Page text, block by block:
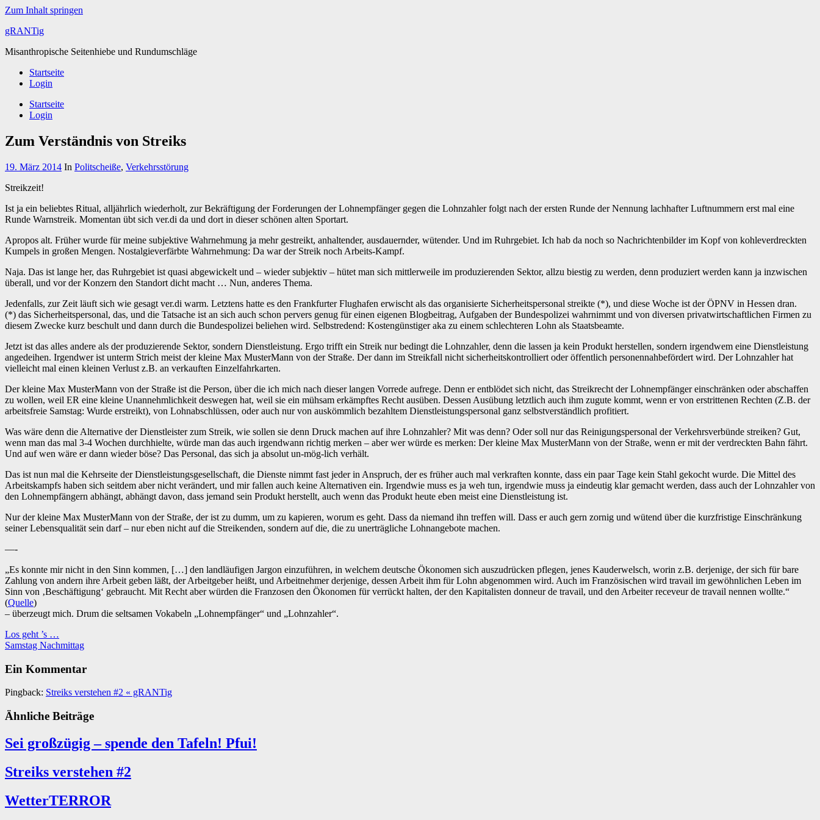
Zum Inhalt springen
gRANTig
Misanthropische Seitenhiebe und Rundumschläge
Startseite
Login
Startseite
Login
Zum Verständnis von Streiks
19. März 2014 In Politscheiße, Verkehrsstörung
Streikzeit!
Ist ja ein beliebtes Ritual, alljährlich wiederholt, zur Bekräftigung der Forderungen der Lohnempfänger gegen die Lohnzahler folgt nach der ersten Runde der Nennung lachhafter Luftnummern erst mal eine
Runde Warnstreik. Momentan übt sich ver.di da und dort in dieser schönen alten Sportart.
Apropos alt. Früher wurde für meine subjektive Wahrnehmung ja mehr gestreikt, anhaltender, ausdauernder, wütender. Und im Ruhrgebiet. Ich hab da noch so Nachrichtenbilder im Kopf von kohleverdreckten
Kumpels in großen Mengen. Nostalgieverfärbte Wahrnehmung: Da war der Streik noch Arbeits-Kampf.
Naja. Das ist lange her, das Ruhrgebiet ist quasi abgewickelt und – wieder subjektiv – hütet man sich mittlerweile im produzierenden Sektor, allzu biestig zu werden, denn produziert werden kann ja inzwischen
überall, und vor der Konzern den Standort dicht macht … Nun, anderes Thema.
Jedenfalls, zur Zeit läuft sich wie gesagt ver.di warm. Letztens hatte es den Frankfurter Flughafen erwischt als das organisierte Sicherheitspersonal streikte (*), und diese Woche ist der ÖPNV in Hessen dran.
(*) das Sicherheitspersonal, das, und die Tatsache ist an sich auch schon pervers genug für einen eigenen Blogbeitrag, Aufgaben der Bundespolizei wahrnimmt und von diversen privatwirtschaftlichen Firmen zu
diesem Zwecke kurz beschult und dann durch die Bundespolizei beliehen wird. Selbstredend: Kostengünstiger aka zu einem schlechteren Lohn als Staatsbeamte.
Jetzt ist das alles andere als der produzierende Sektor, sondern Dienstleistung. Ergo trifft ein Streik nur bedingt die Lohnzahler, denn die lassen ja kein Produkt herstellen, sondern irgendwem eine Dienstleistung
angedeihen. Irgendwer ist unterm Strich meist der kleine Max MusterMann von der Straße. Der dann im Streikfall nicht sicherheitskontrolliert oder öffentlich personennahbefördert wird. Der Lohnzahler hat
vielleicht mal einen kleinen Verlust z.B. an verkauften Einzelfahrkarten.
Der kleine Max MusterMann von der Straße ist die Person, über die ich mich nach dieser langen Vorrede aufrege. Denn er entblödet sich nicht, das Streikrecht der Lohnempfänger einschränken oder abschaffen
zu wollen, weil ER eine kleine Unannehmlichkeit deswegen hat, weil sie ein mühsam erkämpftes Recht ausüben. Dessen Ausübung letztlich auch ihm zugute kommt, wenn er von erstrittenen Rechten (Z.B. der
arbeitsfreie Samstag: Wurde erstreikt), von Lohnabschlüssen, oder auch nur von auskömmlich bezahltem Dienstleistungspersonal ganz selbstverständlich profitiert.
Was wäre denn die Alternative der Dienstleister zum Streik, wie sollen sie denn Druck machen auf ihre Lohnzahler? Mit was denn? Oder soll nur das Reinigungspersonal der Verkehrsverbünde streiken? Gut,
wenn man das mal 3-4 Wochen durchhielte, würde man das auch irgendwann richtig merken – aber wer würde es merken: Der kleine Max MusterMann von der Straße, wenn er mit der verdreckten Bahn fährt.
Und auf wen wäre er dann wieder böse? Das Personal, das sich ja absolut un-mög-lich verhält.
Das ist nun mal die Kehrseite der Dienstleistungsgesellschaft, die Dienste nimmt fast jeder in Anspruch, der es früher auch mal verkraften konnte, dass ein paar Tage kein Stahl gekocht wurde. Die Mittel des
Arbeitskampfs haben sich seitdem aber nicht verändert, und mir fallen auch keine Alternativen ein. Irgendwie muss es ja weh tun, irgendwie muss ja eindeutig klar gemacht werden, dass auch der Lohnzahler von
den Lohnempfängern abhängt, abhängt davon, dass jemand sein Produkt herstellt, auch wenn das Produkt heute eben meist eine Dienstleistung ist.
Nur der kleine Max MusterMann von der Straße, der ist zu dumm, um zu kapieren, worum es geht. Dass da niemand ihn treffen will. Dass er auch gern zornig und wütend über die kurzfristige Einschränkung
seiner Lebensqualität sein darf – nur eben nicht auf die Streikenden, sondern auf die, die zu unerträgliche Lohnangebote machen.
—-
„Es konnte mir nicht in den Sinn kommen, […] den landläufigen Jargon einzuführen, in welchem deutsche Ökonomen sich auszudrücken pflegen, jenes Kauderwelsch, worin z.B. derjenige, der sich für bare
Zahlung von andern ihre Arbeit geben läßt, der Arbeitgeber heißt, und Arbeitnehmer derjenige, dessen Arbeit ihm für Lohn abgenommen wird. Auch im Französischen wird travail im gewöhnlichen Leben im
Sinn von ‚Beschäftigung‘ gebraucht. Mit Recht aber würden die Franzosen den Ökonomen für verrückt halten, der den Kapitalisten donneur de travail, und den Arbeiter receveur de travail nennen wollte.“
(Quelle)
– überzeugt mich. Drum die seltsamen Vokabeln „Lohnempfänger“ und „Lohnzahler“.
Los geht ’s …
Samstag Nachmittag
Ein Kommentar
Pingback: Streiks verstehen #2 « gRANTig
Ähnliche Beiträge
Sei großzügig – spende den Tafeln! Pfui!
Streiks verstehen #2
WetterTERROR